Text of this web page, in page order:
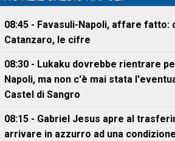
08:45 - Favasuli-Napoli, affare fatto:
Catanzaro, le cifre
08:30 - Lukaku dovrebbe rientrare
Napoli, ma non c'è mai stata
Castel di Sangro
08:15 - Gabriel Jesus apre al
arrivare in azzurro ad una